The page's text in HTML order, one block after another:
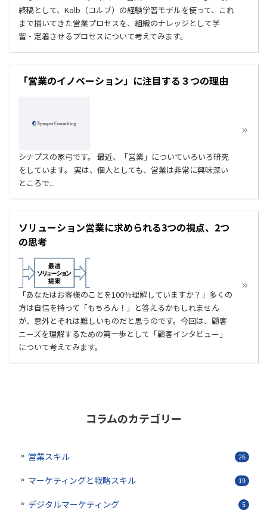
終稿として、Kolb（コルブ）の経験学習モデルを使って、これ
まで描いてきた営業プロセスを、組織のナレッジとして学
習・定着させるプロセスについて考えてみます。
「営業のイノベーション」に注目する３つの理由
シナプスの家弓です。 最近、「営業」についていろいろ研究
をしています。 実は、個人としても、営業は非常に興味深い
ところで...
ソリューション営業に求められる3つの視点、2つ
の思考
「あなたはお客様のことを100％理解していますか？」多くの
方は自信を持って「もちろん！」と答えるかもしれません
が、意外とそれは難しいものだと思うのです。今回は、顧客
ニーズを理解するための第一歩として「顧客インタビュー」
について考えてみます。
コラムのカテゴリー
営業スキル 26
マーケティングと戦略スキル 19
デジタルマーケティング 5